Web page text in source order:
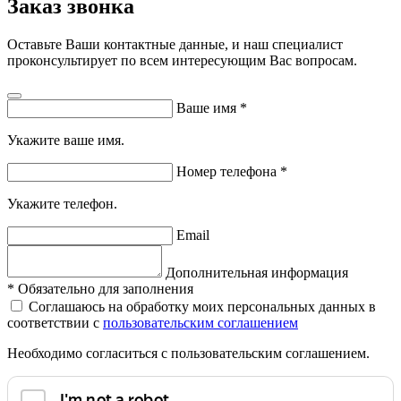
Заказ звонка
Оставьте Ваши контактные данные, и наш специалист
проконсультирует по всем интересующим Вас вопросам.
Ваше имя *
Укажите ваше имя.
Номер телефона *
Укажите телефон.
Email
Дополнительная информация
* Обязательно для заполнения
Соглашаюсь на обработку моих персональных данных в
соответствии с пользовательским соглашением
Необходимо согласиться с пользовательским соглашением.